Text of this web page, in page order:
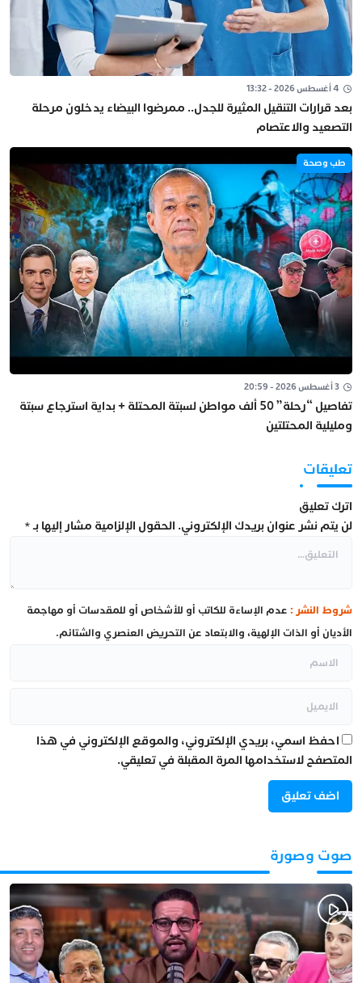
4 أغسطس 2026 - 13:32
بعد قرارات التنقيل المثيرة للجدل.. ممرضوا البيضاء يدخلون مرحلة
التصعيد والاعتصام
طب وصحة
3 أغسطس 2026 - 20:59
تفاصيل “رحلة” 50 ألف مواطن لسبتة المحتلة + بداية استرجاع سبتة
ومليلية المحتلتين
تعليقات
اترك تعليق
لن يتم نشر عنوان بريدك الإلكتروني. الحقول الإلزامية مشار إليها بـ*
شروط النشر : عدم الإساءة للكاتب أو للأشخاص أو للمقدسات أو مهاجمة
الأديان أو الذات الإلهية، والابتعاد عن التحريض العنصري والشتائم.
احفظ اسمي، بريدي الإلكتروني، والموقع الإلكتروني في هذا
المتصفح لاستخدامها المرة المقبلة في تعليقي.
صوت وصورة